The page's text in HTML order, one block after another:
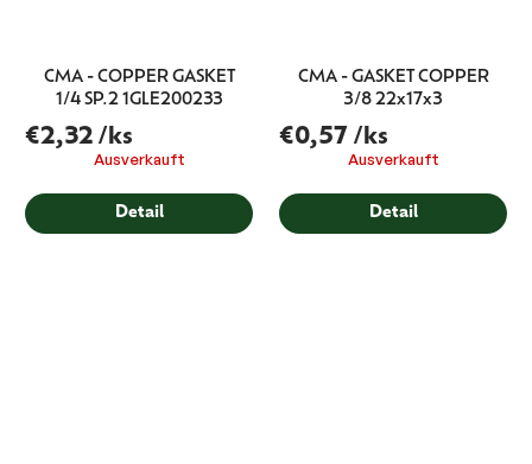
CMA - COPPER GASKET
1/4 SP.2 1GLE200233
€2,32 /ks
Ausverkauft
Detail
CMA - GASKET COPPER
3/8 22x17x3
€0,57 /ks
Ausverkauft
Detail